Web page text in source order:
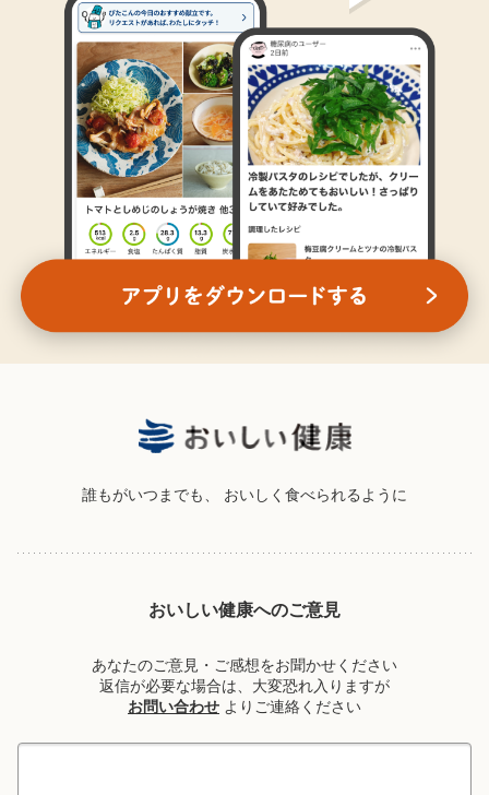
誰もがいつまでも、 おいしく食べられるように
おいしい健康へのご意見
あなたのご意見・ご感想をお聞かせください
返信が必要な場合は、大変恐れ入りますが
お問い合わせ よりご連絡ください